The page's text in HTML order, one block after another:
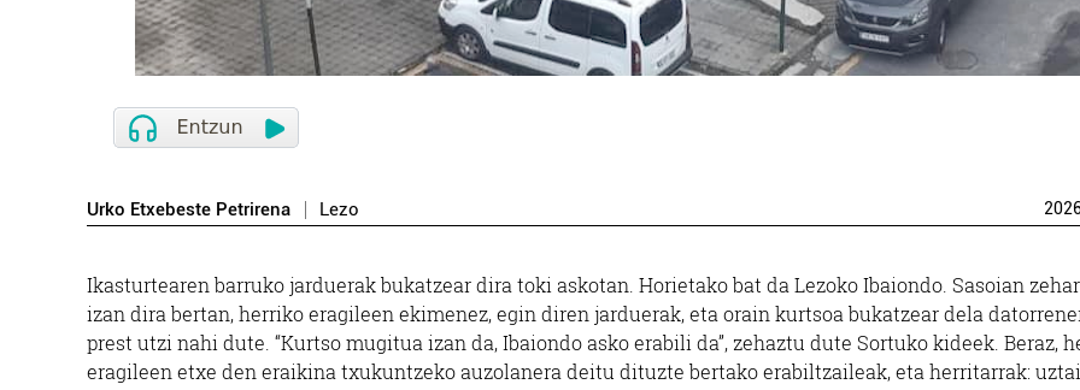
Urko Etxebeste Petrirena Lezo
Ikasturtearen barruko jarduerak bukatzear dira toki askotan. Horietako bat da Lezoko Ibaiondo. Sasoian
izan dira bertan, herriko eragileen ekimenez, egin diren jarduerak, eta orain kurtsoa bukatzear dela
prest utzi nahi dute. “Kurtso mugitua izan da, Ibaiondo asko erabili da”, zehaztu dute Sortuko kideek. Beraz,
eragileen etxe den eraikina txukuntzeko auzolanera deitu dituzte bertako erabiltzaileak, eta herritarrak: